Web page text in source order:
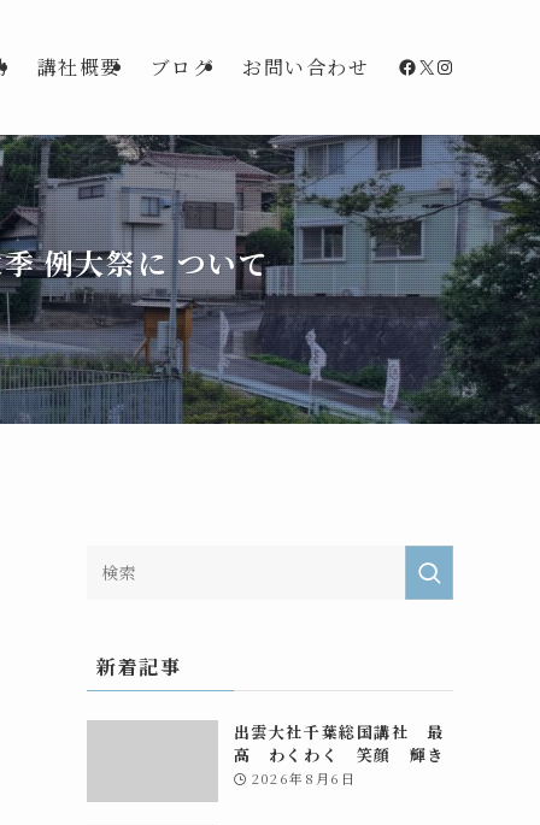
講社概要 ブログ お問い合わせ Facebook
X
例大祭に ついて
新着記事
出雲大社千葉総国講社 最
高 わくわく 笑顔 輝き
2026年8月6日